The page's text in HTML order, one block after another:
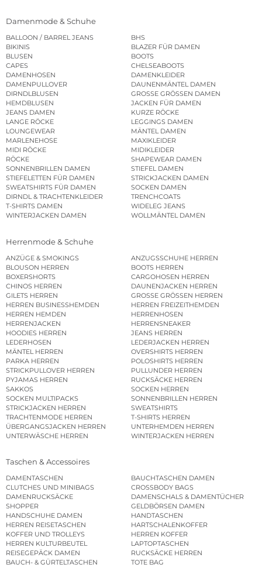
Damenmode & Schuhe
BALLOON / BARREL JEANS
BHS
BIKINIS
BLAZER FÜR DAMEN
BLUSEN
BOOTS
CAPES
CHELSEABOOTS
DAMENHOSEN
DAMENKLEIDER
DAMENPULLOVER
DAUNENMÄNTEL DAMEN
DIRNDLBLUSEN
GROSSE GRÖSSEN DAMEN
HEMDBLUSEN
JACKEN FÜR DAMEN
JEANS DAMEN
KURZE RÖCKE
LANGE RÖCKE
LEGGINGS DAMEN
LOUNGEWEAR
MÄNTEL DAMEN
MARLENEHOSE
MAXIKLEIDER
MIDI RÖCKE
MIDIKLEIDER
RÖCKE
SHAPEWEAR DAMEN
SONNENBRILLEN DAMEN
STIEFEL DAMEN
STIEFELETTEN FÜR DAMEN
STRICKJACKEN DAMEN
SWEATSHIRTS FÜR DAMEN
SOCKEN DAMEN
DIRNDL & TRACHTENKLEIDER
TRENCHCOATS
T-SHIRTS DAMEN
WIDELEG JEANS
WINTERJACKEN DAMEN
WOLLMÄNTEL DAMEN
Herrenmode & Schuhe
ANZÜGE & SMOKINGS
ANZUGSSCHUHE HERREN
BLOUSON HERREN
BOOTS HERREN
BOXERSHORTS
CARGOHOSEN HERREN
CHINOS HERREN
DAUNENJACKEN HERREN
GILETS HERREN
GROSSE GRÖSSEN HERREN
HERREN BUSINESSHEMDEN
HERREN FREIZEITHEMDEN
HERREN HEMDEN
HERRENHOSEN
HERRENJACKEN
HERRENSNEAKER
HOODIES HERREN
JEANS HERREN
LEDERHOSEN
LEDERJACKEN HERREN
MÄNTEL HERREN
OVERSHIRTS HERREN
PARKA HERREN
POLOSHIRTS HERREN
STRICKPULLOVER HERREN
PULLUNDER HERREN
PYJAMAS HERREN
RUCKSÄCKE HERREN
SAKKOS
SOCKEN HERREN
SOCKEN MULTIPACKS
SONNENBRILLEN HERREN
STRICKJACKEN HERREN
SWEATSHIRTS
TRACHTENMODE HERREN
T-SHIRTS HERREN
ÜBERGANGSJACKEN HERREN
UNTERHEMDEN HERREN
UNTERWÄSCHE HERREN
WINTERJACKEN HERREN
Taschen & Accessoires
DAMENTASCHEN
BAUCHTASCHEN DAMEN
CLUTCHES UND MINIBAGS
CROSSBODY BAGS
DAMENRUCKSÄCKE
DAMENSCHALS & DAMENTÜCHER
SHOPPER
GELDBÖRSEN DAMEN
HANDSCHUHE DAMEN
HANDTASCHEN
HERREN REISETASCHEN
HARTSCHALENKOFFER
KOFFER UND TROLLEYS
HERREN KOFFER
HERREN KULTURBEUTEL
LAPTOPTASCHEN
REISEGEPÄCK DAMEN
RUCKSÄCKE HERREN
BAUCH- & GÜRTELTASCHEN
TOTE BAG